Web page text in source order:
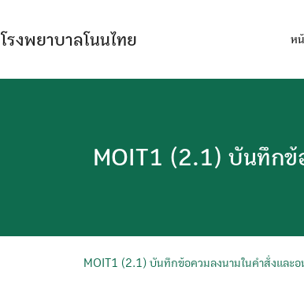
โรงพยาบาลโนนไทย ห
MOIT1 (2.1) บันทึกข้
MOIT1 (2.1) บันทึกข้อควมลงนามในคำสั่งและ